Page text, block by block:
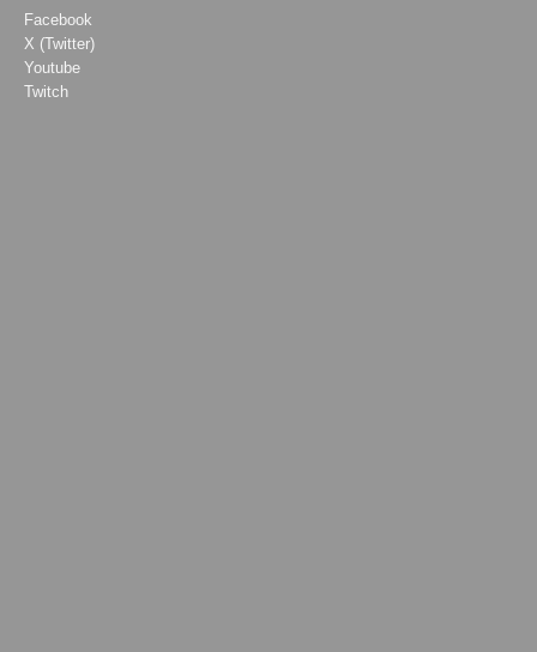
Facebook
X (Twitter)
Youtube
Twitch